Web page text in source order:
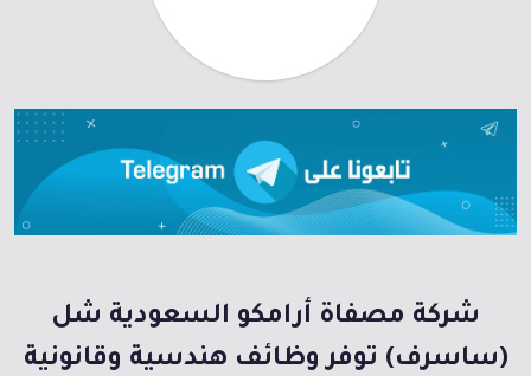
شركة مصفاة أرامكو السعودية شل
(ساسرف) توفر وظائف هندسية وقانونية